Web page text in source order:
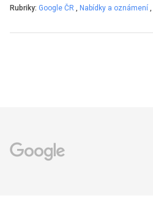
Rubriky: Google ČR Nabídky a oznámení